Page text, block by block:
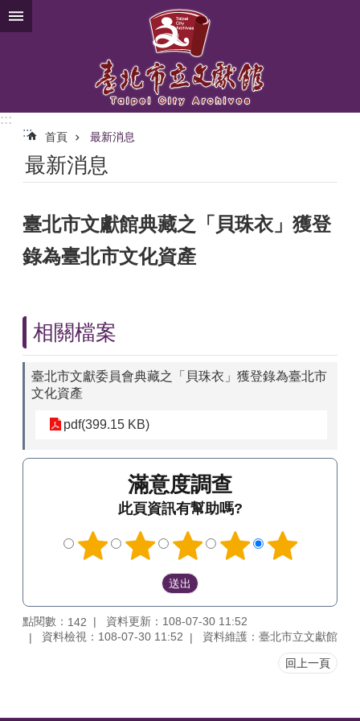
跳到主要內容區塊
:::
:::
首頁 最新消息
最新消息
臺北市文獻館典藏之「貝珠衣」獲登
錄為臺北市文化資產
相關檔案
臺北市文獻委員會典藏之「貝珠衣」獲登錄為臺北市
文化資產
pdf(399.15 KB)
滿意度調查
此頁資訊有幫助嗎?
點閱數： 142
資料更新：108-07-30 11:52
資料檢視：108-07-30 11:52
資料維護：臺北市立文獻館
回上一頁